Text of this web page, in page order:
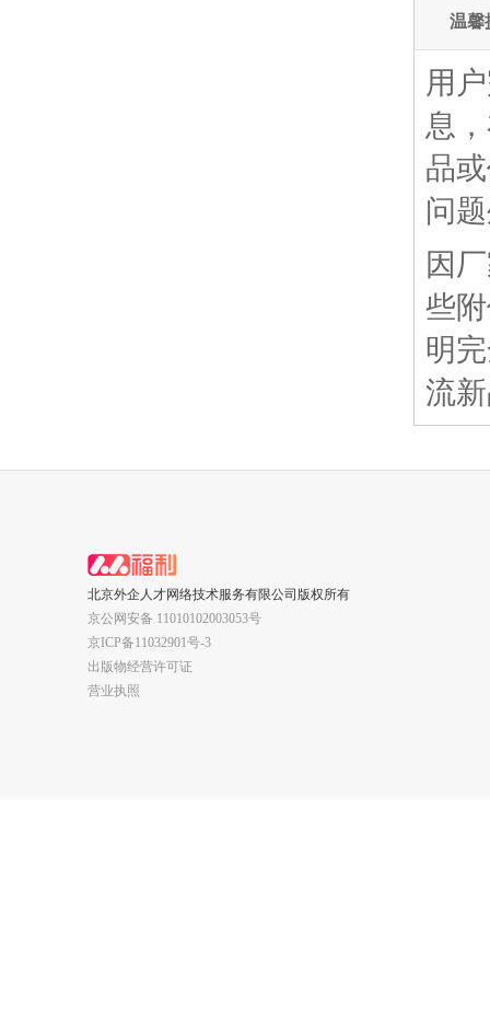
温馨
用
息
品
问
因
些
明
流
北京外企人才网络技术服务有限公司版权所有
京公网安备 11010102003053号
京ICP备11032901号-3
出版物经营许可证
营业执照